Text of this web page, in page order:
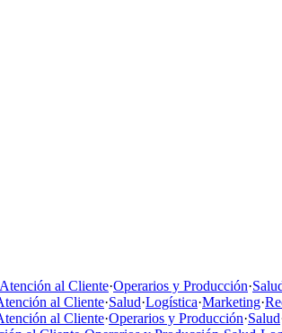
Atención al Cliente·Operarios y Producción·
al Cliente·Salud·Logística·Marketing·
al Cliente·Operarios y Producción·Salud